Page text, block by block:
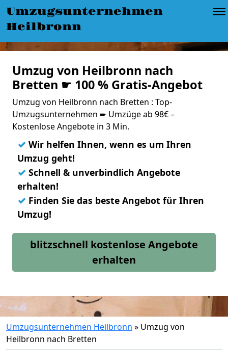
Umzugsunternehmen
Heilbronn
Umzug von Heilbronn nach
Bretten ☛ 100 % Gratis-Angebot
Umzug von Heilbronn nach Bretten : Top-
Umzugsunternehmen ➨ Umzüge ab 98€ –
Kostenlose Angebote in 3 Min.
✓ Wir helfen Ihnen, wenn es um Ihren
Umzug geht!
✓ Schnell & unverbindlich Angebote
erhalten!
✓ Finden Sie das beste Angebot für Ihren
Umzug!
blitzschnell kostenlose Angebote
erhalten
Umzugsunternehmen Heilbronn » Umzug von
Heilbronn nach Bretten